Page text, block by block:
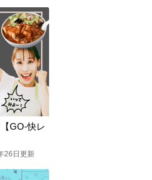
GO-快レ
26日更新